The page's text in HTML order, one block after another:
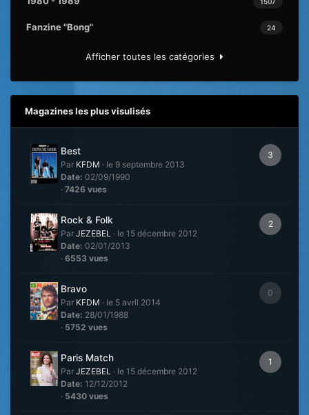
24
Fanzine "Bong"
Afficher toutes les catégories
Magazines les plus visulisés
3
Best
Par KFDM · le 9 septembre 2013
Date: 02/09/1990
· 7426 vues
2
Rock & Folk
Par JEZEBEL · le 15 décembre 2012
Date: 02/01/2013
· 6553 vues
0
Bravo
Par KFDM · le 5 avril 2014
Date: 28/01/1988
· 5752 vues
1
Paris Match
Par JEZEBEL · le 15 décembre 2012
Date: 12/12/2012
· 5430 vues